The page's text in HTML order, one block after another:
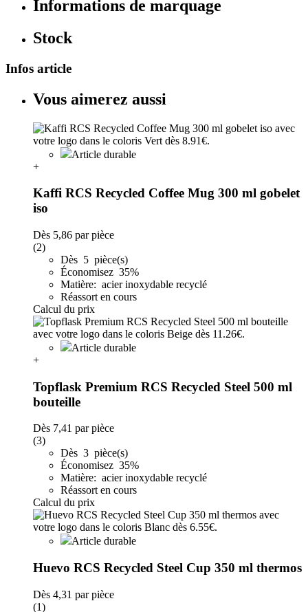
Informations de marquage
Stock
Infos article
Vous aimerez aussi
Article durable
+
Kaffi RCS Recycled Coffee Mug 300 ml gobelet
iso
Dès 5,86 par pièce
(2)
Dès 5 pièce(s)
Économisez 35%
Matière: acier inoxydable recyclé
Réassort en cours
Calcul du prix
Article durable
+
Topflask Premium RCS Recycled Steel 500 ml
bouteille
Dès 7,41 par pièce
(3)
Dès 3 pièce(s)
Économisez 35%
Matière: acier inoxydable recyclé
Réassort en cours
Calcul du prix
Article durable
Huevo RCS Recycled Steel Cup 350 ml thermos
Dès 4,31 par pièce
(1)